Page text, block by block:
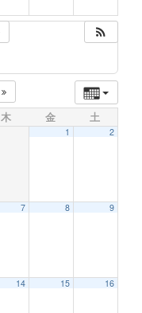
木 金 土
1 2
7 8 9
14 15 16